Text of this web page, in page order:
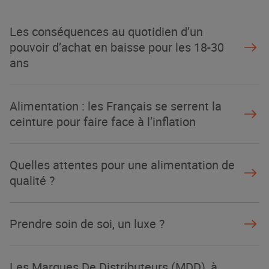
NOTRE MODÈLE
Les conséquences au quotidien d’un
pouvoir d’achat en baisse pour les 18-30
ans
Alimentation : les Français se serrent la
ceinture pour faire face à l’inflation
Quelles attentes pour une alimentation de
qualité ?
Prendre soin de soi, un luxe ?